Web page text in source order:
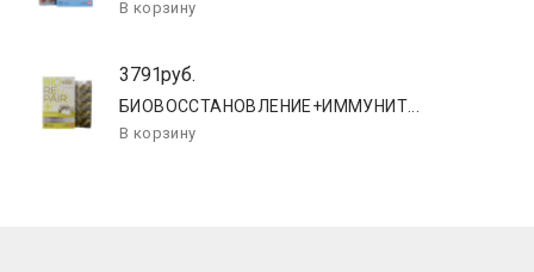
3791руб.
БИОВОССТАНОВЛЕНИЕ+ИММУНИТ...